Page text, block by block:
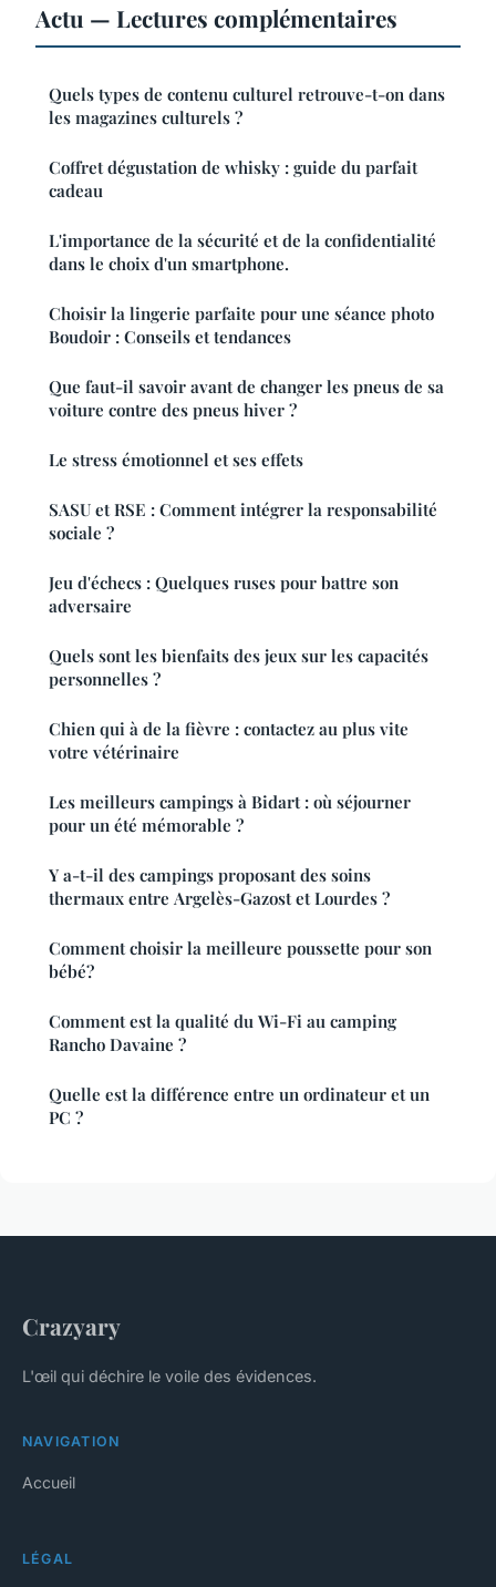
Actu — Lectures complémentaires
Quels types de contenu culturel retrouve-t-on dans
les magazines culturels ?
Coffret dégustation de whisky : guide du parfait
cadeau
L'importance de la sécurité et de la confidentialité
dans le choix d'un smartphone.
Choisir la lingerie parfaite pour une séance photo
Boudoir : Conseils et tendances
Que faut-il savoir avant de changer les pneus de sa
voiture contre des pneus hiver ?
Le stress émotionnel et ses effets
SASU et RSE : Comment intégrer la responsabilité
sociale ?
Jeu d'échecs : Quelques ruses pour battre son
adversaire
Quels sont les bienfaits des jeux sur les capacités
personnelles ?
Chien qui à de la fièvre : contactez au plus vite
votre vétérinaire
Les meilleurs campings à Bidart : où séjourner
pour un été mémorable ?
Y a-t-il des campings proposant des soins
thermaux entre Argelès-Gazost et Lourdes ?
Comment choisir la meilleure poussette pour son
bébé?
Comment est la qualité du Wi-Fi au camping
Rancho Davaine ?
Quelle est la différence entre un ordinateur et un
PC ?
Crazyary
L'œil qui déchire le voile des évidences.
NAVIGATION
Accueil
LÉGAL